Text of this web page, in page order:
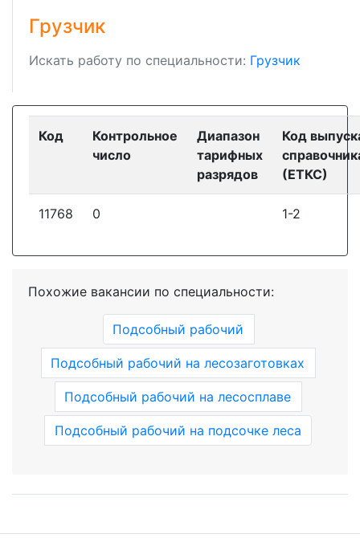
Грузчик
Искать работу по специальности: Грузчик
Код
Контрольное
число
Диапазон
тарифных
разрядов
Код
(ЕТКС)
11768 0 1-2
Похожие вакансии по специальности:
Подсобный рабочий
Подсобный рабочий на лесозаготовках
Подсобный рабочий на лесосплаве
Подсобный рабочий на подсочке леса